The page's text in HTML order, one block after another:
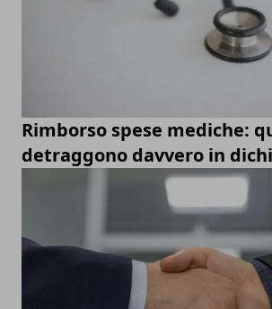
Rimborso spese mediche:
detraggono davvero in